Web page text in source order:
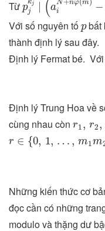
Từ p j
j ∣ (aN nφ m
i −
Với số nguyên tố p
pbất
thành định lý sau đây.
Định lý Fermat bé. Với
Định lý Trung Hoa về
cùng nhau còn r1, r2,
r1 2,
r ∈ {0, 1, … , m1m
r∈{ 0,1 … m2 …m
Những kiến thức cơ
đọc cần có những
modulo và thặng dư